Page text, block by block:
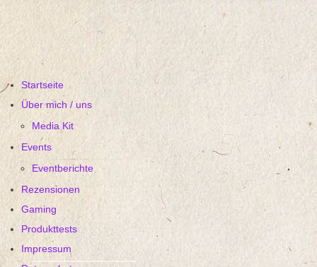
Startseite
Über mich / uns
Media Kit
Events
Eventberichte
Rezensionen
Gaming
Produkttests
Impressum